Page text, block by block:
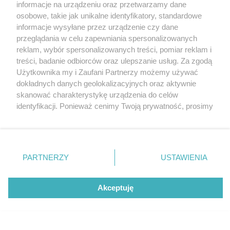
O nas
Usługi
Praca
Warunki korzystania
Polityka prywatności
Kontakt
INFORMATOR
Nocna pomoc lekarska
informacje na urządzeniu oraz przetwarzamy dane
osobowe, takie jak unikalne identyfikatory, standardowe
informacje wysyłane przez urządzenie czy dane
przeglądania w celu zapewniania spersonalizowanych
reklam, wybór spersonalizowanych treści, pomiar reklam i
treści, badanie odbiorców oraz ulepszanie usług. Za zgodą
Użytkownika my i Zaufani Partnerzy możemy używać
dokładnych danych geolokalizacyjnych oraz aktywnie
skanować charakterystykę urządzenia do celów
identyfikacji. Ponieważ cenimy Twoją prywatność, prosimy
prywatności znajdujący się w lewym dolnym rogu strony
. Niektóre rodzaje przetwarzania danych nie wymagają
zgody użytkownika, ale masz prawo sprzeciwić się
takiemu przetwarzaniu. Preferencje będą miały
zastosowania tylko na tej witrynie.
PARTNERZY USTAWIENIA
Akceptuję